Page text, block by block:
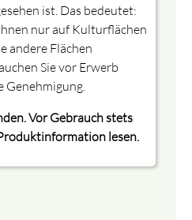
ist. Das bedeutet:
nur auf Kulturflächen
andere Flächen
Sie vor Erwerb
Genehmigung.
Vor Gebrauch stets
lesen.